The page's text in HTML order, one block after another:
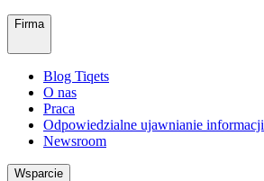
Firma
Blog Tiqets
O nas
Praca
Odpowiedzialne ujawnianie informacji
Newsroom
Wsparcie